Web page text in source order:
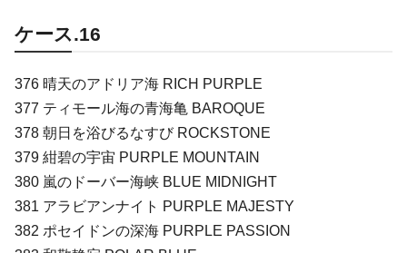
ケース.16
376 晴天のアドリア海 RICH PURPLE
377 ティモール海の青海亀 BAROQUE
378 朝日を浴びるなすび ROCKSTONE
379 紺碧の宇宙 PURPLE MOUNTAIN
380 嵐のドーバー海峡 BLUE MIDNIGHT
381 アラビアンナイト PURPLE MAJESTY
382 ポセイドンの深海 PURPLE PASSION